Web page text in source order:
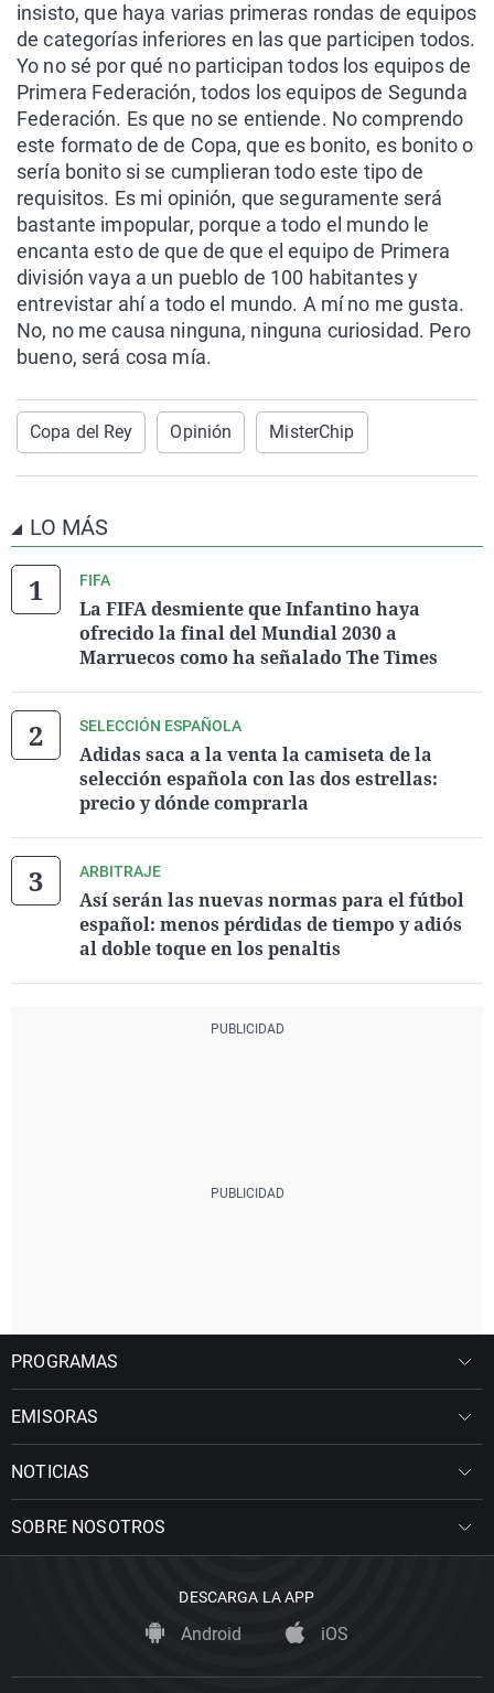
insisto, que haya varias primeras rondas de equipos
de categorías inferiores en las que participen todos.
Yo no sé por qué no participan todos los equipos de
Primera Federación, todos los equipos de Segunda
Federación. Es que no se entiende. No comprendo
este formato de de Copa, que es bonito, es bonito o
sería bonito si se cumplieran todo este tipo de
requisitos. Es mi opinión, que seguramente será
bastante impopular, porque a todo el mundo le
encanta esto de que de que el equipo de Primera
división vaya a un pueblo de 100 habitantes y
entrevistar ahí a todo el mundo. A mí no me gusta.
No, no me causa ninguna, ninguna curiosidad. Pero
bueno, será cosa mía.
Copa del Rey Opinión MisterChip
LO MÁS
FIFA
La FIFA desmiente que Infantino haya
ofrecido la final del Mundial 2030 a
Marruecos como ha señalado The Times
SELECCIÓN ESPAÑOLA
Adidas saca a la venta la camiseta de la
selección española con las dos estrellas:
precio y dónde comprarla
ARBITRAJE
Así serán las nuevas normas para el fútbol
español: menos pérdidas de tiempo y adiós
al doble toque en los penaltis
PROGRAMAS
EMISORAS
NOTICIAS
SOBRE NOSOTROS
DESCARGA LA APP
Android iOS